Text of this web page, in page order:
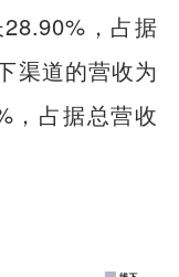
，占据
渠道的营收为
，占据总营收